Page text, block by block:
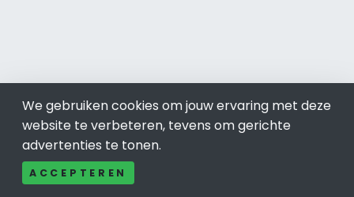
© 2019 - 2026 Realisatie en SEO door
Internet. Betaal alleen voor bewezen resultaten?
optimalisatie No Cure No Pay
We gebruiken cookies om jouw ervaring met deze
website te verbeteren, tevens om gerichte
advertenties te tonen.
ACCEPTEREN